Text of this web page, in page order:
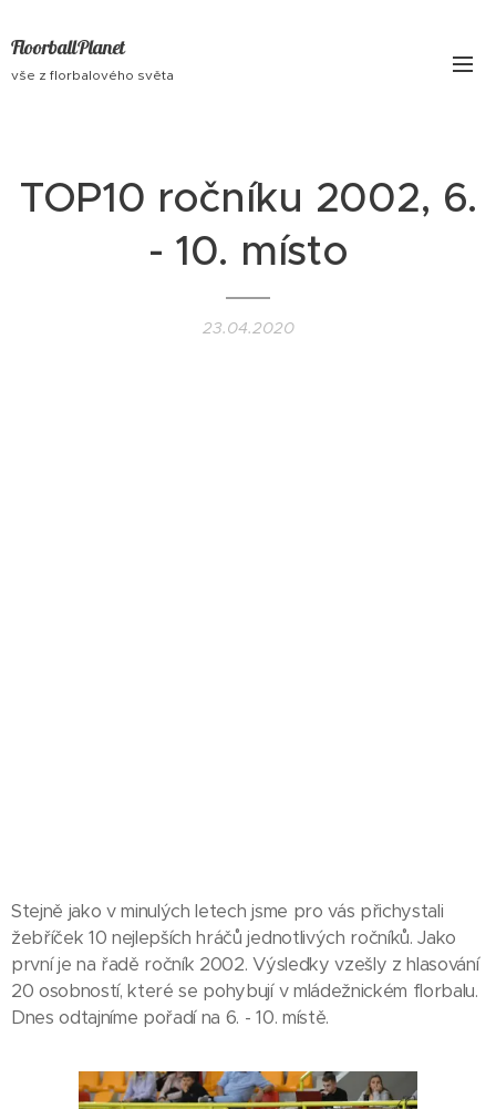
FloorballPlanet
vše z florbalového světa
TOP10 ročníku 2002, 6.
- 10. místo
23.04.2020
Stejně jako v minulých letech jsme pro vás přichystali
žebříček 10 nejlepších hráčů jednotlivých ročníků. Jako
první je na řadě ročník 2002. Výsledky vzešly z hlasování
20 osobností, které se pohybují v mládežnickém florbalu.
Dnes odtajníme pořadí na 6. - 10. místě.